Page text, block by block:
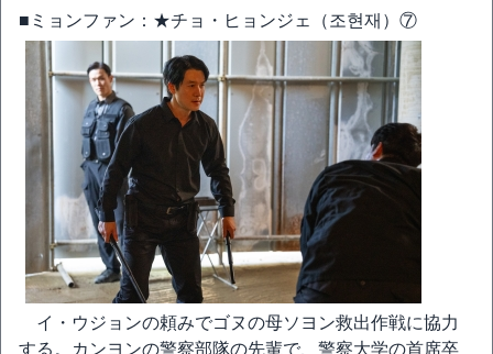
■ミョンファン：★チョ・ヒョンジェ（조현재）⑦
イ・ウジョンの頼みでゴヌの母ソヨン救出作戦に協力
する。カンヨンの警察部隊の先輩で、警察大学の首席卒